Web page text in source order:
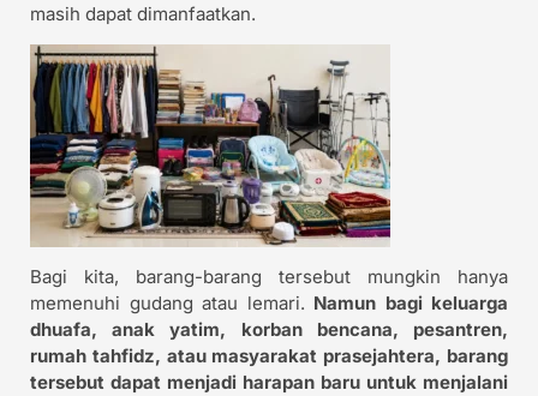
masih dapat dimanfaatkan.
Bagi kita, barang-barang tersebut mungkin hanya
memenuhi gudang atau lemari. Namun bagi keluarga
dhuafa, anak yatim, korban bencana, pesantren,
rumah tahfidz, atau masyarakat prasejahtera, barang
tersebut dapat menjadi harapan baru untuk menjalani